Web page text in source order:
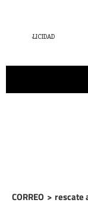
CORREO > rescate